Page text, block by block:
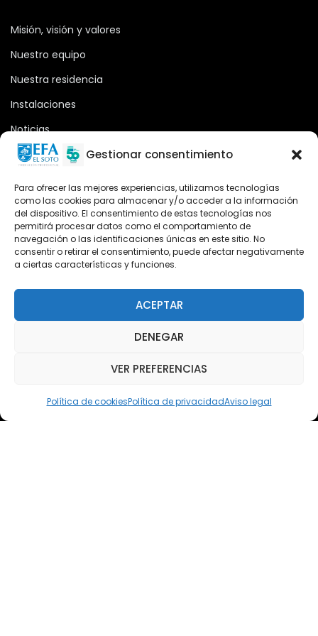
Gestionar consentimiento
Para ofrecer las mejores experiencias, utilizamos tecnologías
como las cookies para almacenar y/o acceder a la información
del dispositivo. El consentimiento de estas tecnologías nos
permitirá procesar datos como el comportamiento de
navegación o las identificaciones únicas en este sitio. No
consentir o retirar el consentimiento, puede afectar negativamente
a ciertas características y funciones.
ACEPTAR
DENEGAR
VER PREFERENCIAS
Política de cookiesPolítica de privacidadAviso legal
Misión, visión y valores
Nuestro equipo
Nuestra residencia
Instalaciones
Noticias
Oferta formativa
Plataforma 2.0
Acceso Cursos UNIR
Teléfono: (+34) 958 455 085
Teléfono: (+34) 618 370 813